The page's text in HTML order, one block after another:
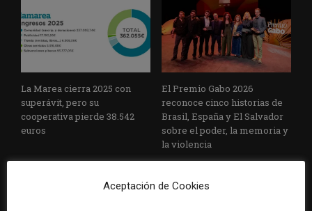
La Marea cierra 2025 con
superávit, pero su
cooperativa pierde 38.542
euros
El Premio Gabo 2026
reconoce cinco historias de
Brasil, España y El Salvador
sobre el poder, la memoria y
la violencia
Aceptación de Cookies